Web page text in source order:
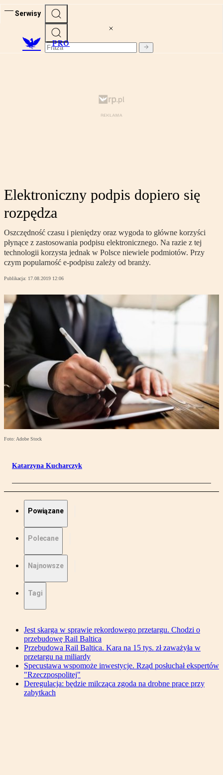
Serwisy
PRO
Elektroniczny podpis dopiero się
rozpędza
Oszczędność czasu i pieniędzy oraz wygoda to główne korzyści
płynące z zastosowania podpisu elektronicznego. Na razie z tej
technologii korzysta jednak w Polsce niewiele podmiotów. Przy
czym popularność e-podpisu zależy od branży.
Publikacja: 17.08.2019 12:06
Foto: Adobe Stock
Katarzyna Kucharczyk
Powiązane
Polecane
Najnowsze
Tagi
Jest skarga w sprawie rekordowego przetargu. Chodzi o
przebudowę Rail Baltica
Przebudowa Rail Baltica. Kara na 15 tys. zł zaważyła w
przetargu na miliardy
Specustawa wspomoże inwestycje. Rząd posłuchał ekspertów
"Rzeczpospolitej"
Deregulacja: będzie milcząca zgoda na drobne prace przy
zabytkach